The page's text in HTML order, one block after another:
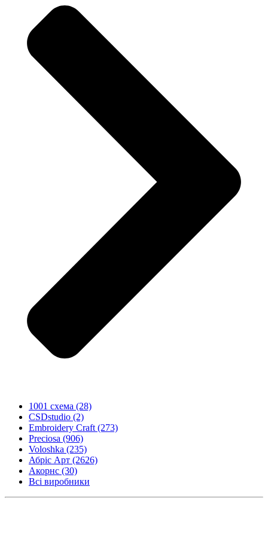
1001 схема (28)
CSDstudio (2)
Embroidery Craft (273)
Preciosa (906)
Voloshka (235)
Абріс Арт (2626)
Акорнс (30)
Всі виробники